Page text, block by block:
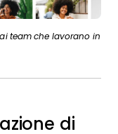
team che lavorano in
di